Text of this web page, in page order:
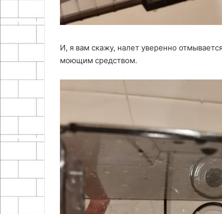
И, я вам скажу, налет уверенно
моющим средством.